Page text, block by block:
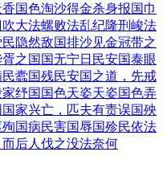
香国色淘沙得金杀身报国巾
吹大法螺败法乱纪隆刑峻法
隐然敌国排沙见金冠带之
之国 国无宁日 民安国泰眼
蠹国残民安国之道，先戒
家纾国 国色天姿天姿国色弄
国家兴亡，匹夫有责误国殃
国病民害国辱国殄民依法
后人伐之没法奈何